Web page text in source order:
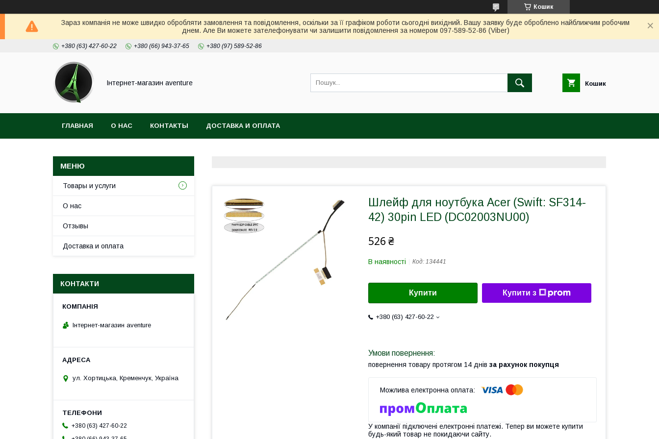
Кошик
Зараз компанія не може швидко обробляти замовлення та повідомлення, оскільки за її графіком роботи сьогодні вихідний. Вашу заявку буде оброблено найближчим робочим
днем. Але Ви можете зателефонувати чи залишити повідомлення за номером 097-589-52-86 (Viber)
+380 (63) 427-60-22 +380 (66) 943-37-65 +380 (97) 589-52-86
Інтернет-магазин aventure Кошик
ГЛАВНАЯ О НАС КОНТАКТЫ ДОСТАВКА И ОПЛАТА
Шлейф для ноутбука Acer (Swift: SF314-
42) 30pin LED (DC02003NU00)
526 ₴
В наявності Код: 134441
Купити Купити з
+380 (63) 427-60-22
повернення товару протягом 14 днів за рахунок покупця
У компанії підключені електронні платежі. Тепер ви можете купити
будь-який товар не покидаючи сайту.
Товары и услуги
О нас
Отзывы
Доставка и оплата
КОНТАКТИ
Інтернет-магазин aventure
ул. Хортицька, Кременчук, Україна
+380 (63) 427-60-22